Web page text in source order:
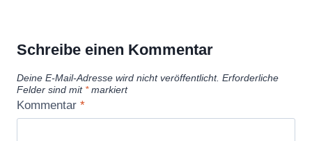
d
m
Schreibe einen Kommentar
Deine E-Mail-Adresse wird nicht veröffentlicht. Erforderliche
Felder sind mit *markiert
Kommentar *